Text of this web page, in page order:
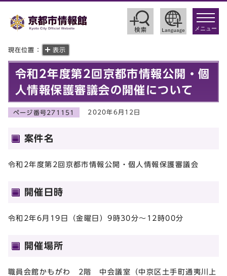
toggle
メニュー
現在位置： 表示
令和2年度第2回京都市情報公開・個
人情報保護審議会の開催について
ページ番号271151 2020年6月12日
案件名
令和2年度第2回京都市情報公開・個人情報保護審議会
開催日時
令和2年6月19日（金曜日）9時30分～12時00分
開催場所
職員会館かもがわ 2階 中会議室（中京区土手町通夷川上